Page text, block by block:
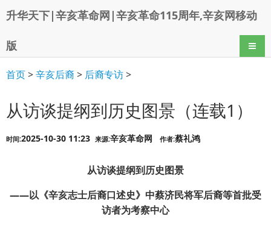
升华天下|辛亥革命网|辛亥革命115周年,辛亥网移动
版 导航
首页>辛亥后裔> 后裔专访>
从访谈提纲到历史图景（连载1）
时间:2025-10-30 11:23 来源:辛亥革命网 作者:蔡礼鸿
从访谈提纲到历史图景
——以《辛亥志士后裔口述史》中蔡济民将军后裔等首批受
访者为考察中心